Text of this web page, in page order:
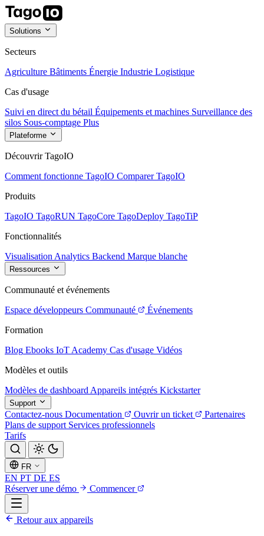
Solutions
Secteurs
Agriculture Bâtiments Énergie Industrie Logistique
Cas d'usage
Suivi en direct du bétail Équipements et machines Surveillance des
silos Sous-comptage Plus
Plateforme
Découvrir TagoIO
Comment fonctionne TagoIO Comparer TagoIO
Produits
TagoIO TagoRUN TagoCore TagoDeploy TagoTiP
Fonctionnalités
Visualisation Analytics Backend Marque blanche
Ressources
Communauté et événements
Espace développeurs Communauté
Événements
Formation
Blog Ebooks IoT Academy Cas d'usage Vidéos
Modèles et outils
Modèles de dashboard Appareils intégrés Kickstarter
Support
Contactez-nous Documentation Ouvrir un ticket
Partenaires
Plans de support Services professionnels
Tarifs
FR
EN PT DE ES
Réserver une démo
Commencer
Retour aux appareils